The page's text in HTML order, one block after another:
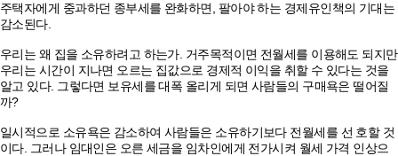
주택자에게 중과하던 종부세를 완화하면, 팔아야 하는 경제유인책의 기대는
감소된다.
우리는 왜 집을 소유하려고 하는가. 거주목적이면 전월세를 이용해도 되지만
우리는 시간이 지나면 오르는 집값으로 경제적 이익을 취할 수 있다는 것을
알고 있다. 그렇다면 보유세를 대폭 올리게 되면 사람들의 구매욕은 떨어질
까?
일시적으로 소유욕은 감소하여 사람들은 소유하기보다 전월세를 선 호할 것
이다. 그러나 임대인은 오른 세금을 임차인에게 전가시켜 월세 가격 인상으